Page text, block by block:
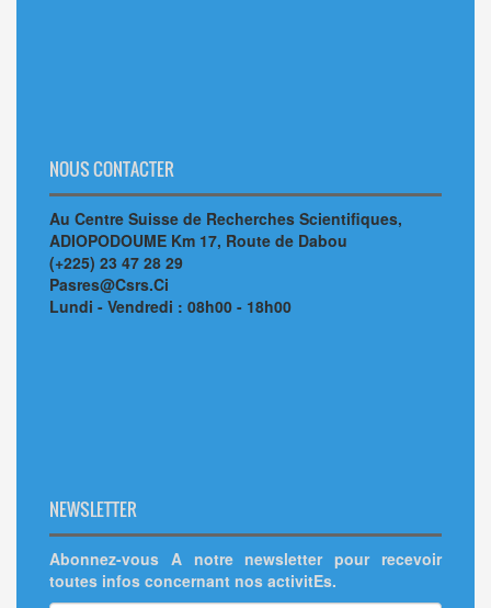
NOUS CONTACTER
Au Centre Suisse de Recherches Scientifiques,
ADIOPODOUME Km 17, Route de Dabou
(+225) 23 47 28 29
Pasres@Csrs.Ci
Lundi - Vendredi : 08h00 - 18h00
NEWSLETTER
Abonnez-vous A notre newsletter pour recevoir
toutes infos concernant nos activitEs.